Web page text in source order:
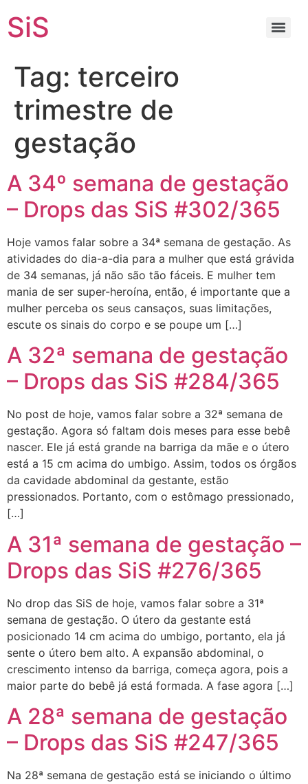
SiS
Tag: terceiro
trimestre de
gestação
A 34º semana de gestação
– Drops das SiS #302/365
Hoje vamos falar sobre a 34ª semana de gestação. As
atividades do dia-a-dia para a mulher que está grávida
de 34 semanas, já não são tão fáceis. E mulher tem
mania de ser super-heroína, então, é importante que a
mulher perceba os seus cansaços, suas limitações,
escute os sinais do corpo e se poupe um […]
A 32ª semana de gestação
– Drops das SiS #284/365
No post de hoje, vamos falar sobre a 32ª semana de
gestação. Agora só faltam dois meses para esse bebê
nascer. Ele já está grande na barriga da mãe e o útero
está a 15 cm acima do umbigo. Assim, todos os órgãos
da cavidade abdominal da gestante, estão
pressionados. Portanto, com o estômago pressionado,
[…]
A 31ª semana de gestação –
Drops das SiS #276/365
No drop das SiS de hoje, vamos falar sobre a 31ª
semana de gestação. O útero da gestante está
posicionado 14 cm acima do umbigo, portanto, ela já
sente o útero bem alto. A expansão abdominal, o
crescimento intenso da barriga, começa agora, pois a
maior parte do bebê já está formada. A fase agora […]
A 28ª semana de gestação
– Drops das SiS #247/365
Na 28ª semana de gestação está se iniciando o último